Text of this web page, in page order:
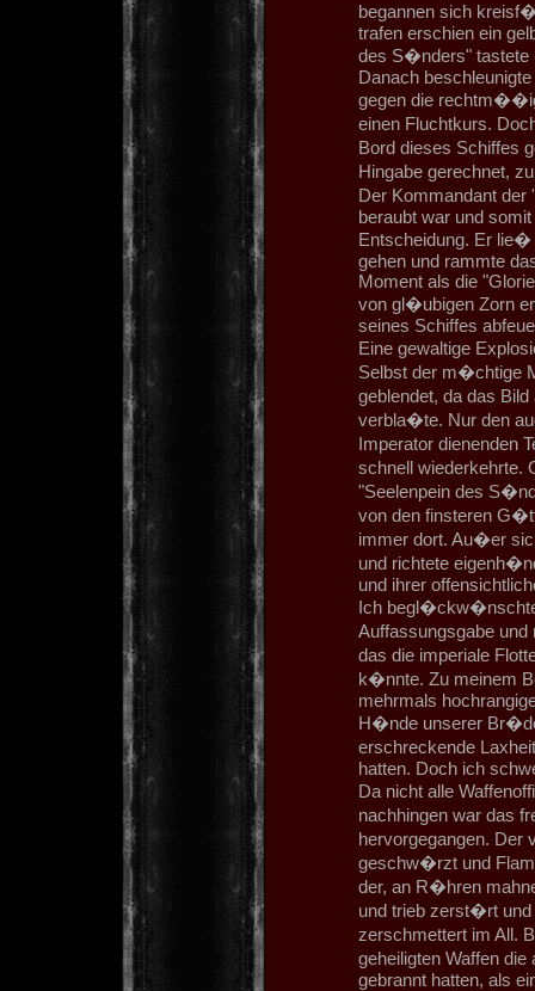
begannen sich
trafen erschien ein
des S�nders" tastete
Danach
gegen die
einen Fluchtkurs.
Bord dieses Schiffes
Hingabe gerechnet,
Der Kommandant der
beraubt war und
Entscheidung. Er lie�
gehen und rammte
Moment als die
von gl�ubigen Zorn
seines Schiffes
Eine gewaltige
Selbst der m�chtige
geblendet, da das
verbla�te. Nur den
Imperator dienenden
schnell
"Seelenpein des
von den finsteren
immer dort. Au�er
und richtete
und ihrer
Ich
Auffassungsgabe
das die imperiale
k�nnte. Zu meinem
mehrmals
H�nde unserer
erschreckende
hatten. Doch ich
Da nicht alle
nachhingen war das
hervorgegangen. Der
geschw�rzt und
der, an R�hren
und trieb zerst�rt
zerschmettert im All.
geheiligten Waffen
gebrannt hatten, als